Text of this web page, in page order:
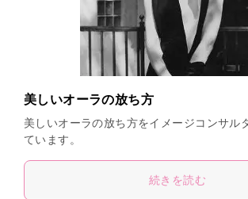
美しいオーラの放ち方
美しいオーラの放ち方をイメージコンサル
ています。
続きを読む